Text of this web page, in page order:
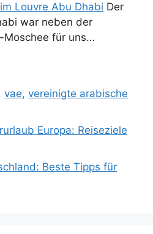
Louvre Abu Dhabi Der
war neben der
Moschee für uns…
vae,vereinigte arabische
Europa: Reiseziele
Beste Tipps für